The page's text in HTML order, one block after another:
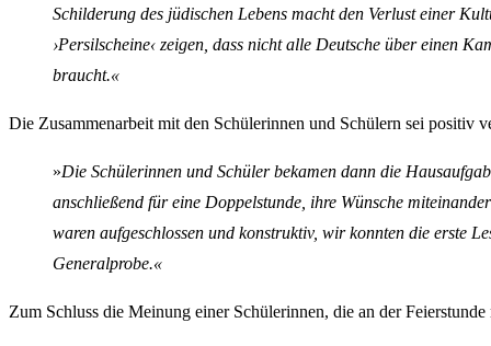
Schilderung des jüdischen Lebens macht den Verlust einer
›Persilscheine‹ zeigen, dass nicht alle Deutsche über einen
braucht.«
Die Zusammenarbeit mit den Schülerinnen und Schülern sei positiv
»Die Schülerinnen und Schüler bekamen dann die
anschließend für eine Doppelstunde, ihre Wünsche
waren aufgeschlossen und konstruktiv, wir konnten die erste
Generalprobe.«
Zum Schluss die Meinung einer Schülerinnen, die an der